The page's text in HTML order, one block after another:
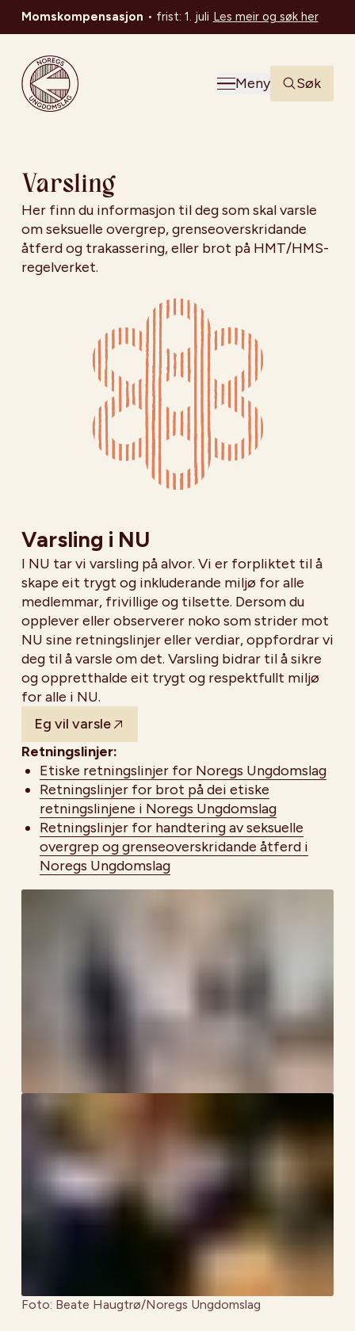
Momskompensasjon • frist: 1. juli Les meir og søk her
Noregs Ungdomslag
Meny
Søk
Varsling
Her finn du informasjon til deg som skal varsle
om seksuelle overgrep, grenseoverskridande
åtferd og trakassering, eller brot på HMT/HMS-
regelverket.
Varsling i NU
I NU tar vi varsling på alvor. Vi er forpliktet til å
skape eit trygt og inkluderande miljø for alle
medlemmar, frivillige og tilsette. Dersom du
opplever eller observerer noko som strider mot
NU sine retningslinjer eller verdiar, oppfordrar vi
deg til å varsle om det. Varsling bidrar til å sikre
og oppretthalde eit trygt og respektfullt miljø
for alle i NU.
Eg vil varsle
Retningslinjer:
Etiske retningslinjer for Noregs Ungdomslag
Retningslinjer for brot på dei etiske
retningslinjene i Noregs Ungdomslag
Retningslinjer for handtering av seksuelle
overgrep og grenseoverskridande åtferd i
Noregs Ungdomslag
Foto: Beate Haugtrø/Noregs Ungdomslag